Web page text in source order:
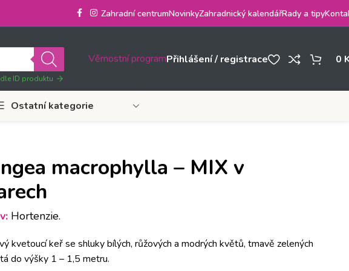
Zahradní centrumNovinkyZahradnický kalendářRady a tipy
ID produktu
Věrnostní programPřihlášení / registrace 0
Ostatní kategorie
macrophylla – MIX v
Hortenzie.
kvetoucí keř se shluky bílých, růžových a modrých květů, tmavě zelených
do výšky 1 – 1,5 metru.